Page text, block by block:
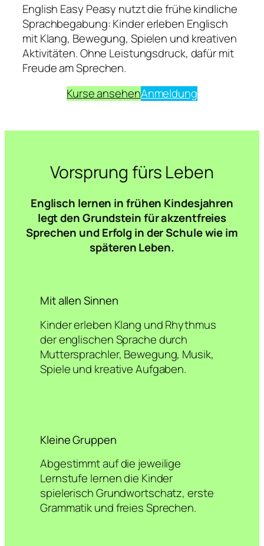
English Easy Peasy nutzt die frühe kindliche
Sprachbegabung: Kinder erleben Englisch
mit Klang, Bewegung, Spielen und kreativen
Aktivitäten. Ohne Leistungsdruck, dafür mit
Freude am Sprechen.
Kurse ansehenAnmeldung
Vorsprung fürs Leben
Englisch lernen in frühen Kindesjahren
legt den Grundstein für akzentfreies
Sprechen und Erfolg in der Schule wie im
späteren Leben.
Mit allen Sinnen
Kinder erleben Klang und Rhythmus
der englischen Sprache durch
Muttersprachler, Bewegung, Musik,
Spiele und kreative Aufgaben.
Kleine Gruppen
Abgestimmt auf die jeweilige
Lernstufe lernen die Kinder
spielerisch Grundwortschatz, erste
Grammatik und freies Sprechen.